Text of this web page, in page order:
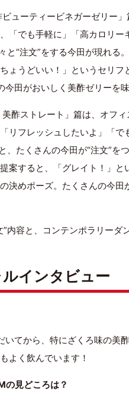
ビューティービネガーゼリー
「でも手軽に」「高カロリ
“注文”をする今田が現れる
ょうどいい！」というセリフ
田がおいしく美酢ゼリーを味
酢ストレート」篇は、オフ
リフレッシュしたいよ」「で
たくさんの今田が“注文”を
案すると、「グレイト！」
決めポーズ。たくさんの今田
内容と、コンテンポラリーダ
インタビュー
てから、特にざくろ味の美
よく飲んでいます！
の見どころは？